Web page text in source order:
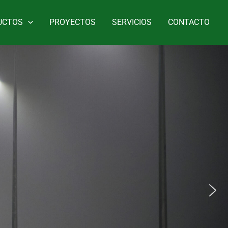
PROYECTOS SERVICIOS CONTACTO